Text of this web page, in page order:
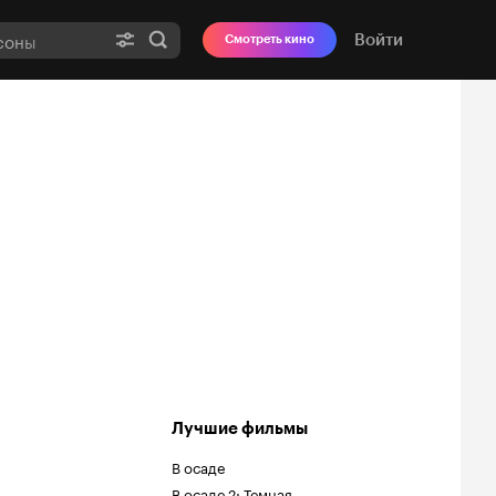
Смотреть кино Войти
Лучшие фильмы
В осаде